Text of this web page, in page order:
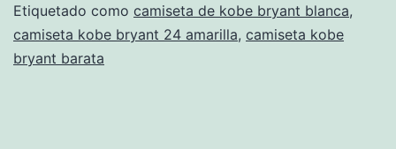
Etiquetado como camiseta de kobe bryant blanca,
camiseta kobe bryant 24 amarilla, camiseta kobe
bryant barata